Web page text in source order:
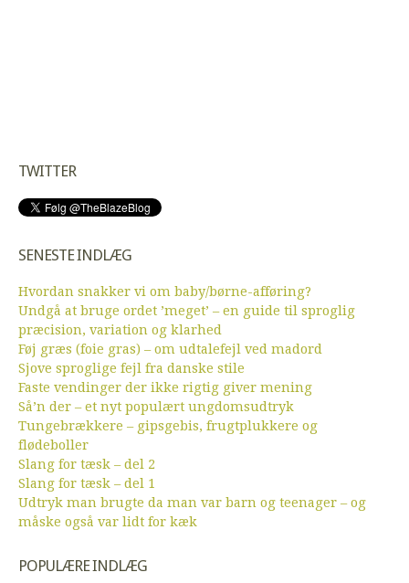
TWITTER
SENESTE INDLÆG
Hvordan snakker vi om baby/børne-afføring?
Undgå at bruge ordet ’meget’ – en guide til sproglig
præcision, variation og klarhed
Føj græs (foie gras) – om udtalefejl ved madord
Sjove sproglige fejl fra danske stile
Faste vendinger der ikke rigtig giver mening
Så’n der – et nyt populært ungdomsudtryk
Tungebrækkere – gipsgebis, frugtplukkere og
flødeboller
Slang for tæsk – del 2
Slang for tæsk – del 1
Udtryk man brugte da man var barn og teenager – og
måske også var lidt for kæk
POPULÆRE INDLÆG